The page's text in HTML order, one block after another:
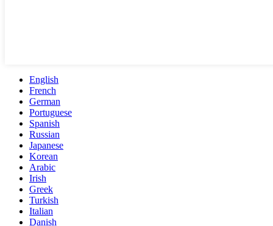
English
French
German
Portuguese
Spanish
Russian
Japanese
Korean
Arabic
Irish
Greek
Turkish
Italian
Danish